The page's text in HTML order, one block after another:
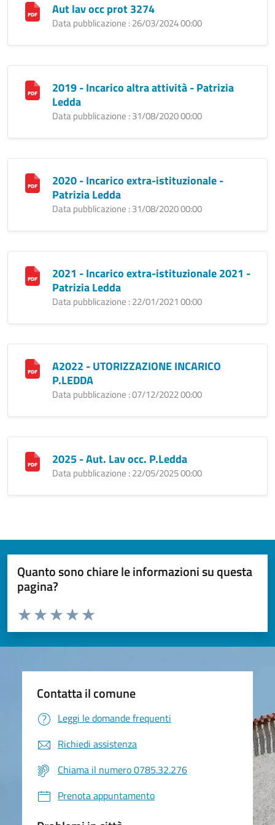
Aut lav occ prot 3274
Data pubblicazione : 26/03/2024 00:00
2019 - Incarico altra attività - Patrizia
Ledda
Data pubblicazione : 31/08/2020 00:00
2020 - Incarico extra-istituzionale -
Patrizia Ledda
Data pubblicazione : 31/08/2020 00:00
2021 - Incarico extra-istituzionale 2021 -
Patrizia Ledda
Data pubblicazione : 22/01/2021 00:00
A2022 - UTORIZZAZIONE INCARICO
P.LEDDA
Data pubblicazione : 07/12/2022 00:00
2025 - Aut. Lav occ. P.Ledda
Data pubblicazione : 22/05/2025 00:00
Quanto sono chiare le informazioni su questa
pagina?
Valuta da 1 a 5 stelle la pagina
Valuta 5 stelle su 5
Valuta 4 stelle su 5
Valuta 3 stelle su 5
Valuta 2 stelle su 5
Valuta 1 stelle su 5
Contatta il comune
Leggi le domande frequenti
Richiedi assistenza
Chiama il numero 0785.32.276
Prenota appuntamento